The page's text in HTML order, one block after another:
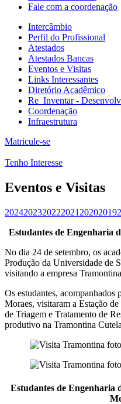
Fale com a coordenação
Intercâmbio
Perfil do Profissional
Atestados
Atestados Bancas
Eventos e Visitas
Links Interessantes
Diretório Acadêmico
Re_Inventar -
Coordenação
Infraestrutura
Matricule-se
Tenho Interesse
Eventos e Visitas
2024202320222021 20202019
Estudantes de Engenharia
No dia 24 de setembro, os
Produção da Universidade de
visitando a empresa
Os estudantes,
Moraes, visitaram a Estação
de Triagem e Tratamento de
produtivo na Tramontina
Estudantes de Engenharia